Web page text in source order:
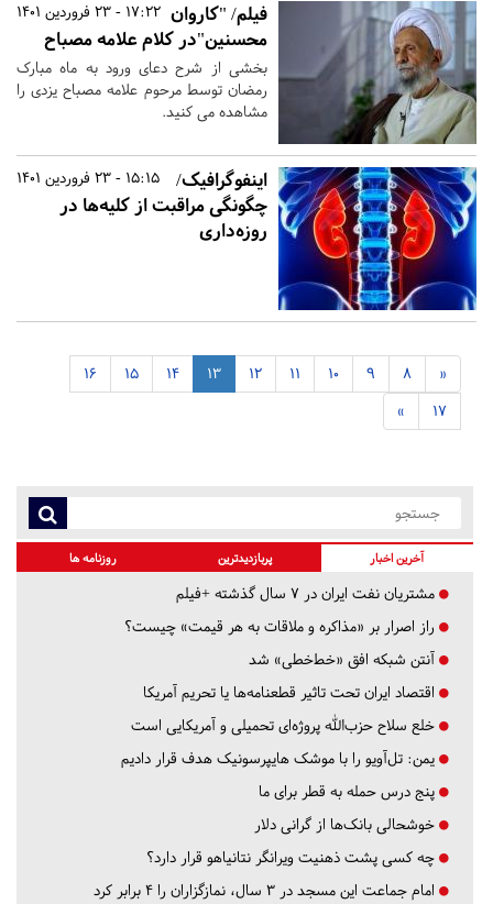
17:22 - 23 فروردین 1401 فیلم/ "کاروان
محسنین"در کلام علامه مصباح
بخشی از شرح دعای ورود به ماه مبارک
رمضان توسط مرحوم علامه مصباح یزدی را
مشاهده می کنید.
15:15 - 23 فروردین 1401
اینفوگرافیک/
چگونگی مراقبت از کلیه‌ها در
روزه‌داری
«
8
9
10
11
12
13
14
15
16
17
»
آخرین اخبار پربازدیدترین روزنامه ها
مشتریان نفت ایران در ۷ سال گذشته +فیلم
راز اصرار بر «مذاکره و ملاقات به هر قیمت» چیست؟
آنتن شبکه افق «خط‌خطی» شد
اقتصاد ایران تحت تاثیر قطعنامه‌ها یا تحریم‌ آمریکا
خلع سلاح حزب‌الله پروژه‌ای تحمیلی و آمریکایی است
یمن: تل‌آویو را با موشک هایپرسونیک هدف قرار دادیم
پنج درس‌ حمله به قطر برای ما
خوشحالی بانک‌ها از گرانی دلار
چه کسی پشت ذهنیت ویرانگر نتانیاهو قرار دارد؟
امام جماعت این مسجد در ۳ سال، نمازگزاران را ۴ برابر کرد